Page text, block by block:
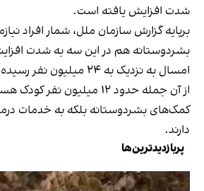
شدت افزایش یافته است.
برپایه گزارش سازمان ملل، شمار افراد
بشردوستانه هم در این سه به شدت
امسال به نزدیک به ۲۴ میلیون نفر رسیده است.
از آن جمله حدود ۱۲ میلیون
کمک‌های بشردوستانه بلکه به خدمات
دارند.
پربازدیدترین‌ها